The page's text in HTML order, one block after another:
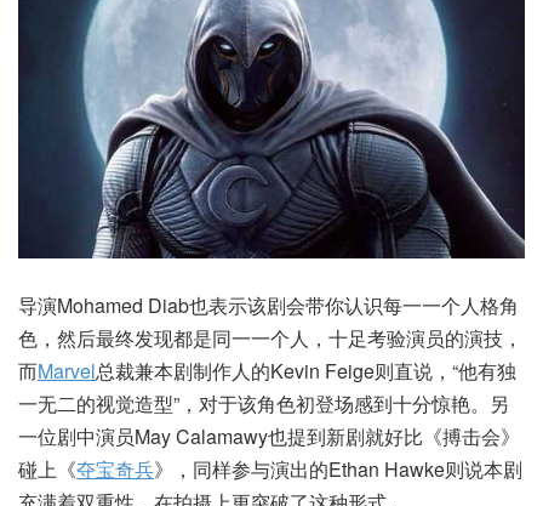
导演Mohamed Diab也表示该剧会带你认识每一一个人格角
色，然后最终发现都是同一一个人，十足考验演员的演技，
而Marvel总裁兼本剧制作人的Kevin Feige则直说，“他有独
一无二的视觉造型”，对于该角色初登场感到十分惊艳。另
一位剧中演员May Calamawy也提到新剧就好比《搏击会》
碰上《夺宝奇兵》，同样参与演出的Ethan Hawke则说本剧